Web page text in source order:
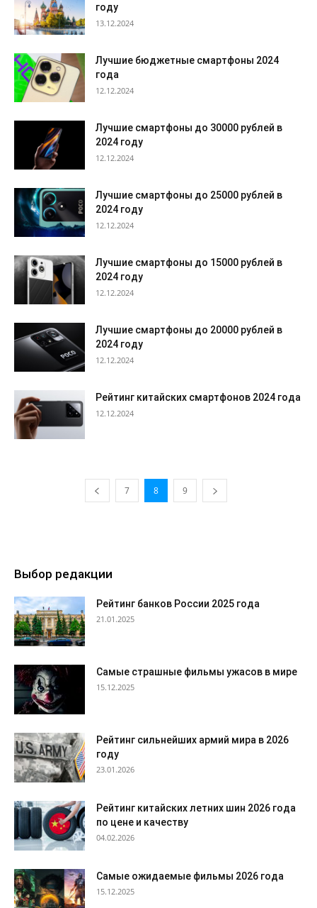
году
13.12.2024
Лучшие бюджетные смартфоны 2024
года
12.12.2024
Лучшие смартфоны до 30000 рублей в
2024 году
12.12.2024
Лучшие смартфоны до 25000 рублей в
2024 году
12.12.2024
Лучшие смартфоны до 15000 рублей в
2024 году
12.12.2024
Лучшие смартфоны до 20000 рублей в
2024 году
12.12.2024
Рейтинг китайских смартфонов 2024 года
12.12.2024
7 8 9
Выбор редакции
Рейтинг банков России 2025 года
21.01.2025
Самые страшные фильмы ужасов в мире
15.12.2025
Рейтинг сильнейших армий мира в 2026
году
23.01.2026
Рейтинг китайских летних шин 2026 года
по цене и качеству
04.02.2026
Самые ожидаемые фильмы 2026 года
15.12.2025